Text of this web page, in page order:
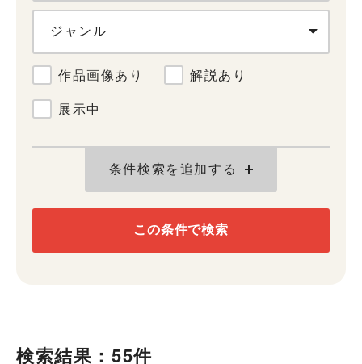
ジャンル
作品画像あり
解説あり
展示中
条件検索を追加する
この条件で検索
検索結果：55件